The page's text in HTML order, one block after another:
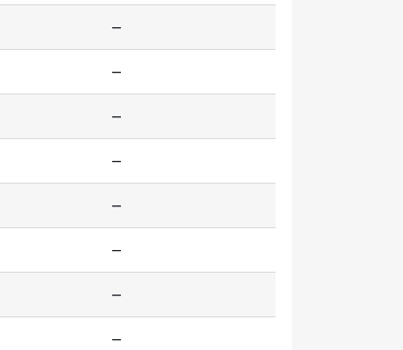
--
--
--
--
--
--
--
--